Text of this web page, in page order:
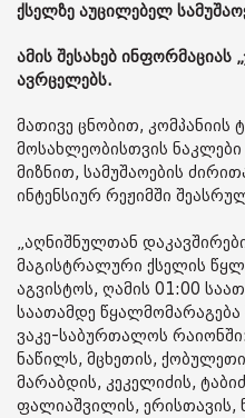
ქსელზე აუცილებელ
ამის შესახებ
ავრცელებს.
მათივე ცნობით, კომპანიის
მოსახლეობისთვის
მიზნით, სამუშაოების
ინტენსიურ რეჟიმში
„აღნიშნულთან
მაგისტრალური ქსელის
აგვისტოს, ღამის 01:00
საათამდე წყალმომარაგება
ვაკე-საბურთალოს რაიონში:
ნაწილს, მცხეთის,
მარაბდის, კეკელიძის,
ფალიაშვილის, ერისთავის,